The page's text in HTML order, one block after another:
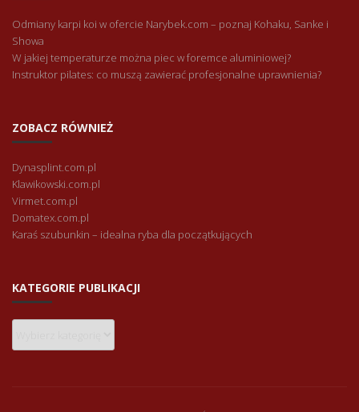
Odmiany karpi koi w ofercie Narybek.com – poznaj Kohaku, Sanke i
Showa
W jakiej temperaturze można piec w foremce aluminiowej?
Instruktor pilates: co muszą zawierać profesjonalne uprawnienia?
ZOBACZ RÓWNIEŻ
Dynasplint.com.pl
Klawikowski.com.pl
Virmet.com.pl
Domatex.com.pl
Karaś szubunkin – idealna ryba dla początkujących
KATEGORIE PUBLIKACJI